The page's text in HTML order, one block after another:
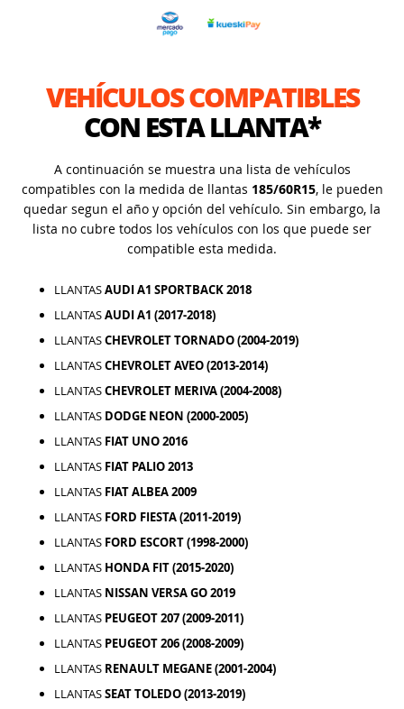
VEHÍCULOS COMPATIBLES
CON ESTA LLANTA*
A continuación se muestra una lista de vehículos
compatibles con la medida de llantas 185/60R15, le pueden
quedar segun el año y opción del vehículo. Sin embargo, la
lista no cubre todos los vehículos con los que puede ser
compatible esta medida.
LLANTASAUDI A1 SPORTBACK 2018
LLANTASAUDI A1 (2017-2018)
LLANTASCHEVROLET TORNADO (2004-2019)
LLANTASCHEVROLET AVEO (2013-2014)
LLANTASCHEVROLET MERIVA (2004-2008)
LLANTAS DODGE NEON (2000-2005)
LLANTAS FIAT UNO 2016
LLANTAS FIAT PALIO 2013
LLANTAS FIAT ALBEA 2009
LLANTAS FORD FIESTA (2011-2019)
LLANTAS FORD ESCORT (1998-2000)
LLANTAS HONDA FIT (2015-2020)
LLANTAS NISSAN VERSA GO 2019
LLANTAS PEUGEOT 207 (2009-2011)
LLANTAS PEUGEOT 206 (2008-2009)
LLANTAS RENAULT MEGANE (2001-2004)
LLANTASSEAT TOLEDO (2013-2019)